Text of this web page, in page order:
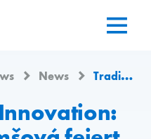
News Tradition trifft Innovation: Vetropack Nemšová feiert 120-jähriges Bestehen